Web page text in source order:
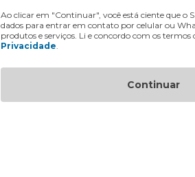
Ao clicar em "Continuar", você está ciente que o
dados para entrar em contato por celular ou
produtos e serviços. Li e concordo com os termos
Privacidade
Continuar